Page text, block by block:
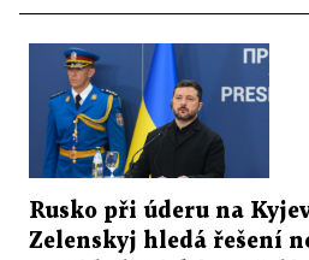
Rusko při úderu na
Zelenskyj hledá řešení